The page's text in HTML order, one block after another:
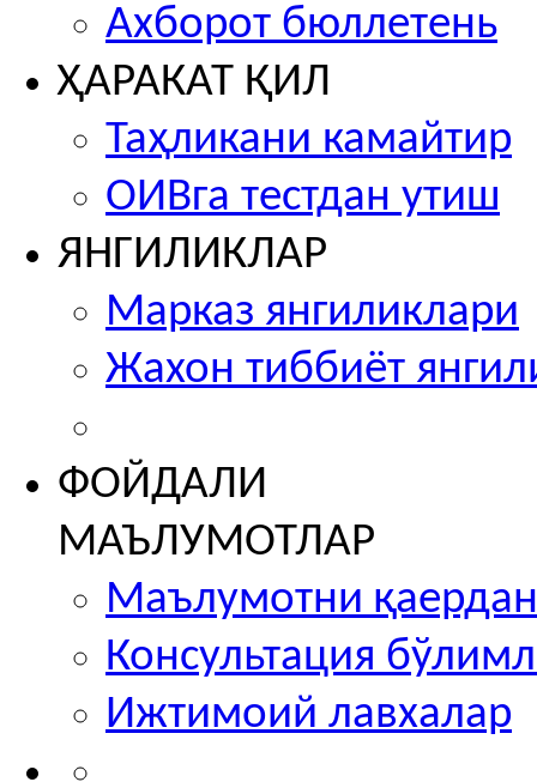
Ахборот бюллетень
ҲАРАКАТ ҚИЛ
Таҳликани камайтир
ОИВга тестдан утиш
ЯНГИЛИКЛАР
Марказ янгиликлари
Жахон тиббиёт
ФОЙДАЛИ
МАЪЛУМОТЛАР
Маълумотни
Консультация
Ижтимоий лавхалар